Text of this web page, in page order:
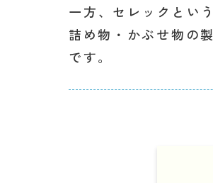
一方、セレックとい
詰め物・かぶせ物の
です。